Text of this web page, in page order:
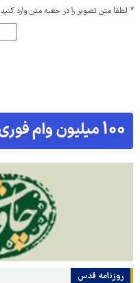
* لطفا متن تصویر را در جعبه متن وارد کنید
روزنامه قدس